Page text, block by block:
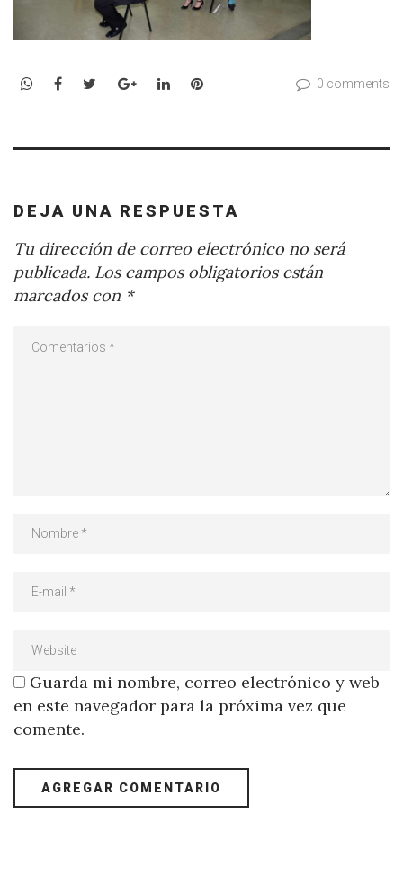
WhatsApp
Facebook
TwitterGoogle+LinkedInPinterest 0 comments
DEJA UNA RESPUESTA
Tu dirección de correo electrónico no será
publicada. Los campos obligatorios están
marcados con *
Guarda mi nombre, correo electrónico y web
en este navegador para la próxima vez que
comente.